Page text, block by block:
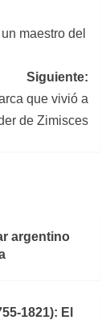
maestro del
Siguiente:
que vivió a
de Zimisces
argentino
1821): El